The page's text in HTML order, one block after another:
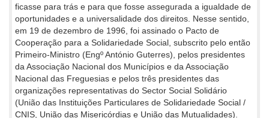
ficasse para trás e para que fosse assegurada a igualdade de
oportunidades e a universalidade dos direitos. Nesse sentido,
em 19 de dezembro de 1996, foi assinado o Pacto de
Cooperação para a Solidariedade Social, subscrito pelo então
Primeiro-Ministro (Engº António Guterres), pelos presidentes
da Associação Nacional dos Municípios e da Associação
Nacional das Freguesias e pelos três presidentes das
organizações representativas do Sector Social Solidário
(União das Instituições Particulares de Solidariedade Social /
CNIS, União das Misericórdias e União das Mutualidades).